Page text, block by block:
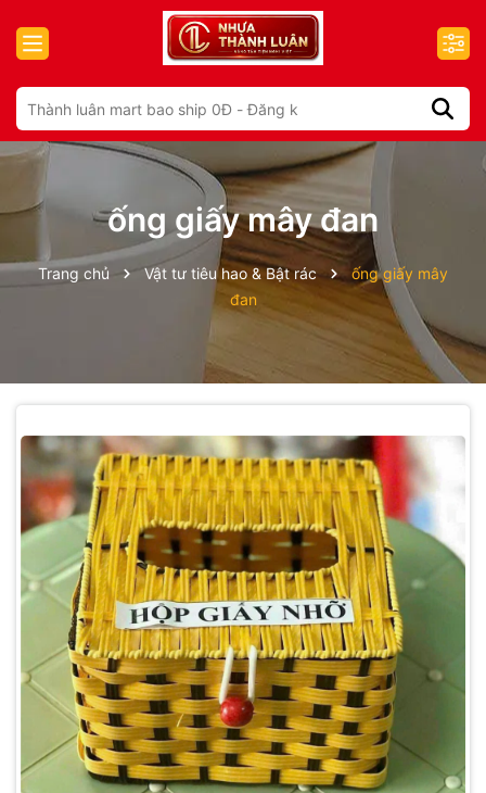
ống giấy mây đan
Trang chủ Vật tư tiêu hao & Bật rác
ống giấy mây
đan